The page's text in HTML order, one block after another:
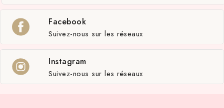
Facebook
Suivez-nous sur les réseaux
Instagram
Suivez-nous sur les réseaux